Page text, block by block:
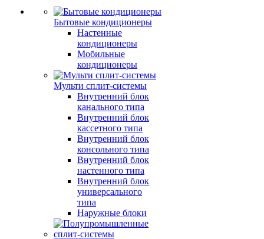
Бытовые кондиционеры
Настенные
кондиционеры
Мобильные
кондиционеры
Мульти сплит-системы
Внутренний блок
канального типа
Внутренний блок
кассетного типа
Внутренний блок
консольного типа
Внутренний блок
настенного типа
Внутренний блок
универсального
типа
Наружные блоки